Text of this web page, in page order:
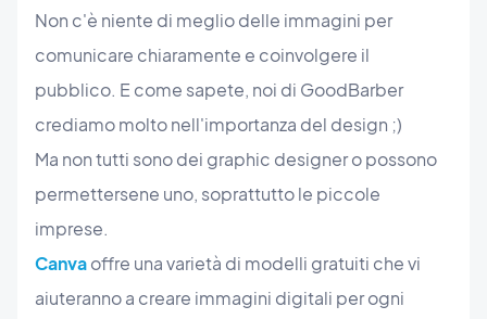
Non c'è niente di meglio delle immagini per
comunicare chiaramente e coinvolgere il
pubblico. E come sapete, noi di GoodBarber
crediamo molto nell'importanza del design ;)
Ma non tutti sono dei graphic designer o possono
permettersene uno, soprattutto le piccole
imprese.
Canvaoffre una varietà di modelli gratuiti che vi
aiuteranno a creare immagini digitali per ogni